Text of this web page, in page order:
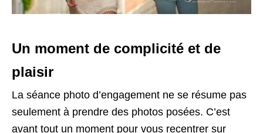
Un moment de complicité et de
plaisir
La séance photo d’engagement ne se résume pas
seulement à prendre des photos posées. C’est
avant tout un moment pour vous recentrer sur